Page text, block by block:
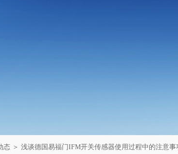
态 ＞ 浅谈德国易福门IFM开关传感器使用过程中的注意事